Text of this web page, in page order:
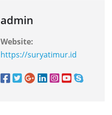
admin
Website:
https://suryatimur.id